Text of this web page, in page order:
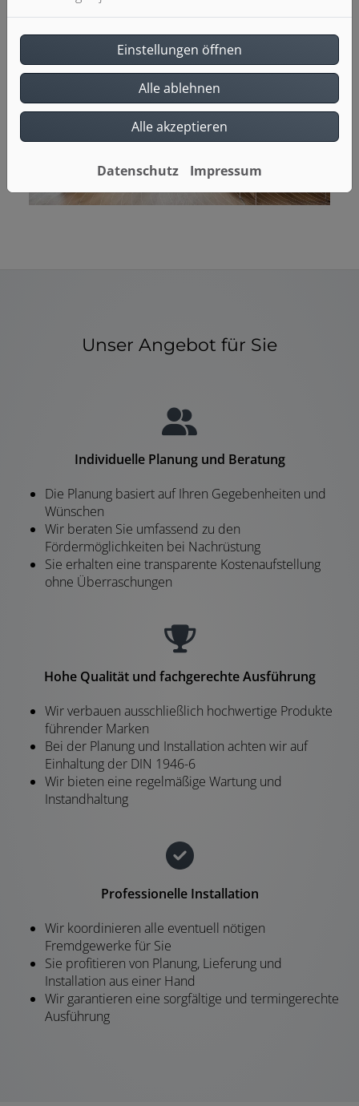
Unser Angebot für Sie
Individuelle Planung und Beratung
Die Planung basiert auf Ihren Gegebenheiten und
Wünschen
Wir beraten Sie umfassend zu den
Fördermöglichkeiten bei Nachrüstung
Sie erhalten eine transparente Kostenaufstellung
ohne Überraschungen
Hohe Qualität und fachgerechte Ausführung
Wir verbauen ausschließlich hochwertige Produkte
führender Marken
Bei der Planung und Installation achten wir auf
Einhaltung der DIN 1946-6
Wir bieten eine regelmäßige Wartung und
Instandhaltung
Professionelle Installation
Wir koordinieren alle eventuell nötigen
Fremdgewerke für Sie
Sie profitieren von Planung, Lieferung und
Installation aus einer Hand
Wir garantieren eine sorgfältige und termingerechte
Ausführung
Einstellungen öffnen
Alle ablehnen
Alle akzeptieren
Datenschutz Impressum